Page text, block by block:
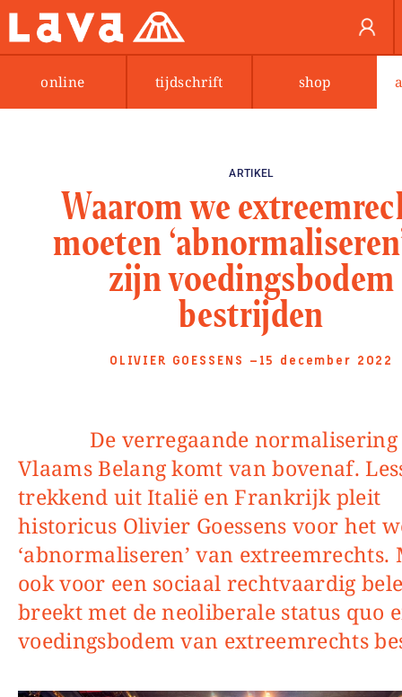
online tijdschrift shop
ARTIKEL
Waarom we
moeten
zijn voedingsbodem
bestrijden
OLIVIER GOESSENS —15 december 2022
De verregaande normalisering van
Vlaams Belang komt van bovenaf.
trekkend uit Italië en Frankrijk pleit
historicus Olivier Goessens voor het
‘abnormaliseren’ van extreemrechts.
ook voor een sociaal rechtvaardig
breekt met de neoliberale status quo
voedingsbodem van extreemrechts